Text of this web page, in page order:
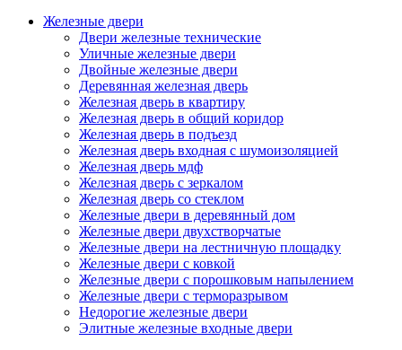
Железные двери
Двери железные технические
Уличные железные двери
Двойные железные двери
Деревянная железная дверь
Железная дверь в квартиру
Железная дверь в общий коридор
Железная дверь в подъезд
Железная дверь входная с шумоизоляцией
Железная дверь мдф
Железная дверь с зеркалом
Железная дверь со стеклом
Железные двери в деревянный дом
Железные двери двухстворчатые
Железные двери на лестничную площадку
Железные двери с ковкой
Железные двери с порошковым напылением
Железные двери с терморазрывом
Недорогие железные двери
Элитные железные входные двери